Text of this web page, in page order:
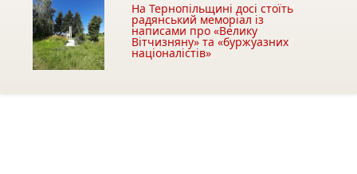
На Тернопільщині досі стоїть
радянський меморіал із
написами про «Велику
Вітчизняну» та «буржуазних
націоналістів»